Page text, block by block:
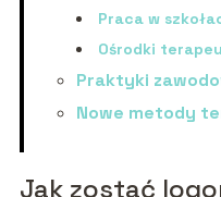
Praca w
Ośrodki
Praktyki
Nowe metody
Jak zostać